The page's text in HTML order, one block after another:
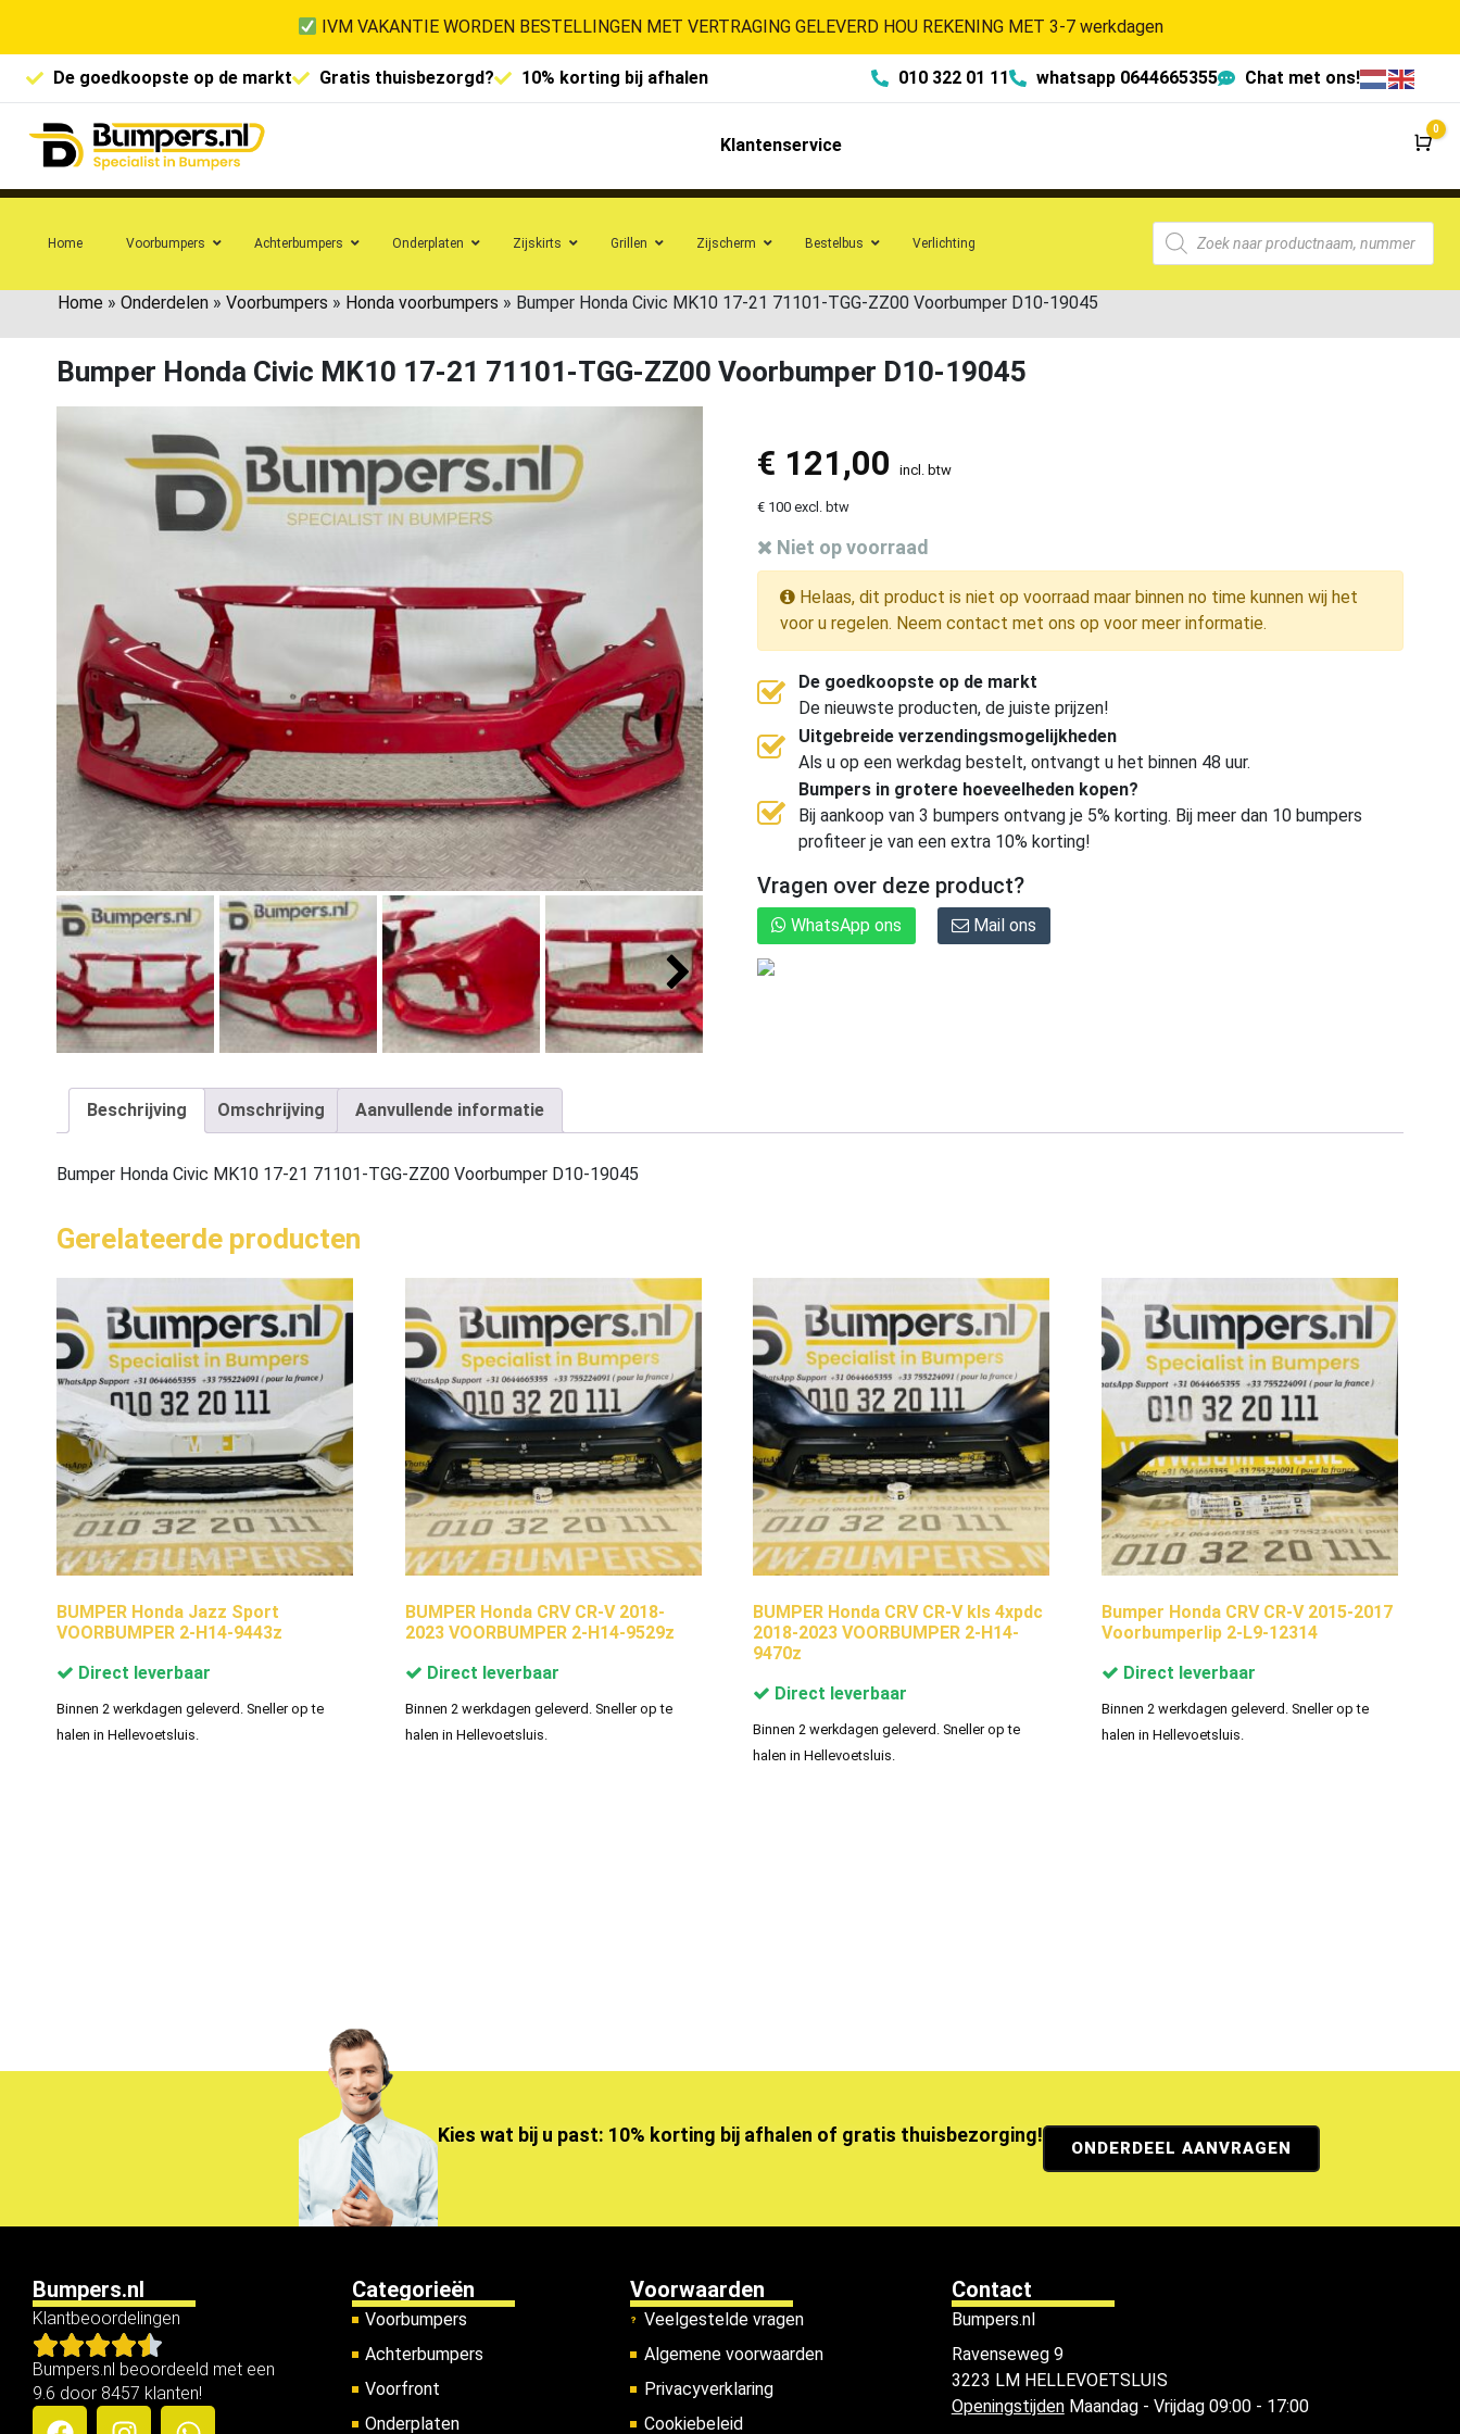
IVM VAKANTIE WORDEN BESTELLINGEN MET VERTRAGING GELEVERD HOU REKENING MET 3-7 werkdagen
De goedkoopste op de markt Gratis thuisbezorgd? 10% korting bij afhalen 010 322 01 11 whatsapp 0644665355 Chat met ons!
Klantenservice
0
Home Voorbumpers Achterbumpers Onderplaten Zijskirts Grillen Zijscherm Bestelbus Verlichting
Home » Onderdelen » Voorbumpers » Honda voorbumpers » Bumper Honda Civic MK10 17-21 71101-TGG-ZZ00 Voorbumper D10-19045
Bumper Honda Civic MK10 17-21 71101-TGG-ZZ00 Voorbumper D10-19045
€ 121,00 incl. btw
€ 100 excl. btw
Niet op voorraad
Helaas, dit product is niet op voorraad maar binnen no time kunnen wij het
voor u regelen. Neem contact met ons op voor meer informatie.
De goedkoopste op de markt
De nieuwste producten, de juiste prijzen!
Uitgebreide verzendingsmogelijkheden
Als u op een werkdag bestelt, ontvangt u het binnen 48 uur.
Bumpers in grotere hoeveelheden kopen?
Bij aankoop van 3 bumpers ontvang je 5% korting. Bij meer dan 10 bumpers
profiteer je van een extra 10% korting!
Vragen over deze product?
WhatsApp ons Mail ons
Beschrijving Omschrijving Aanvullende informatie
Bumper Honda Civic MK10 17-21 71101-TGG-ZZ00 Voorbumper D10-19045
Gerelateerde producten
BUMPER Honda Jazz Sport
VOORBUMPER 2-H14-9443z
Direct leverbaar
Binnen 2 werkdagen geleverd. Sneller op te
halen in Hellevoetsluis.
BUMPER Honda CRV CR-V 2018-
2023 VOORBUMPER 2-H14-9529z
Direct leverbaar
Binnen 2 werkdagen geleverd. Sneller op te
halen in Hellevoetsluis.
BUMPER Honda CRV CR-V kls 4xpdc
2018-2023 VOORBUMPER 2-H14-
9470z
Direct leverbaar
Binnen 2 werkdagen geleverd. Sneller op te
halen in Hellevoetsluis.
Bumper Honda CRV CR-V 2015-2017
Voorbumperlip 2-L9-12314
Direct leverbaar
Binnen 2 werkdagen geleverd. Sneller op te
halen in Hellevoetsluis.
Kies wat bij u past: 10% korting bij afhalen of gratis thuisbezorging!
ONDERDEEL AANVRAGEN
Bumpers.nl
Klantbeoordelingen
Bumpers.nl beoordeeld met een
9.6 door 8457 klanten!
Categorieën
Voorbumpers
Achterbumpers
Voorfront
Onderplaten
Voorwaarden
Veelgestelde vragen
Algemene voorwaarden
Privacyverklaring
Cookiebeleid
Contact
Bumpers.nl
Ravenseweg 9
3223 LM HELLEVOETSLUIS
OpeningstijdenMaandag - Vrijdag 09:00 - 17:00